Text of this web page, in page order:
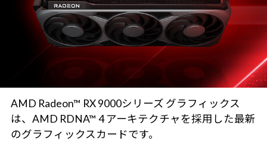
AMD Radeon™ RX 9000シリーズ グラフィックス
は、AMD RDNA™ 4 アーキテクチャを採用した最新
のグラフィックスカードです。